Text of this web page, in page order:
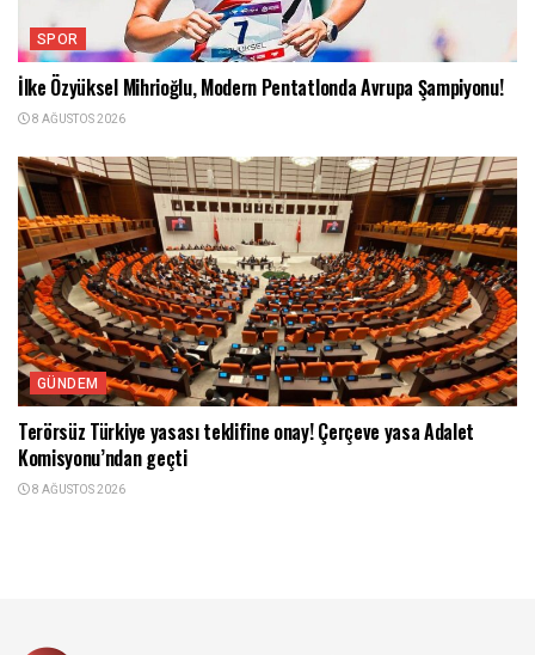
SPOR
İlke Özyüksel Mihrioğlu, Modern Pentatlonda Avrupa Şampiyonu!
8 AĞUSTOS 2026
GÜNDEM
Terörsüz Türkiye yasası teklifine onay! Çerçeve yasa Adalet
Komisyonu’ndan geçti
8 AĞUSTOS 2026